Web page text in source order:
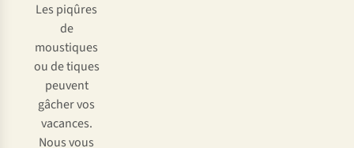
Les piqûres
de
moustiques
ou de tiques
peuvent
gâcher vos
vacances.
Nous vous